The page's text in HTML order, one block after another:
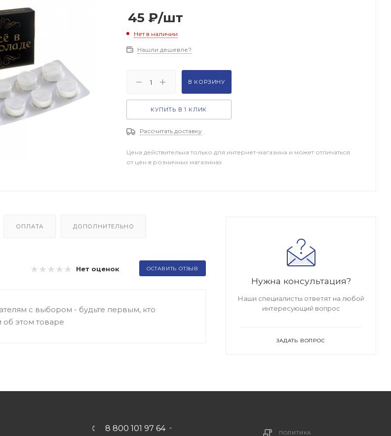
45 ₽/шт
Нет в наличии
Нашли дешевле?
В КОРЗИНУ
КУПИТЬ В 1 КЛИК
Рассчитать доставку
Цена действительна только для интернет-магазина и может отличаться
от цен в розничных магазинах
ОПЛАТА ДОПОЛНИТЕЛЬНО
Нет оценок ОСТАВИТЬ ОТЗЫВ
с выбором - будьте первым, кто
этом товаре
Нужна консультация?
Наши специалисты ответят на любой
интересующий вопрос
ЗАДАТЬ ВОПРОС
8 800 101 97 64 ПОЛИТИКА